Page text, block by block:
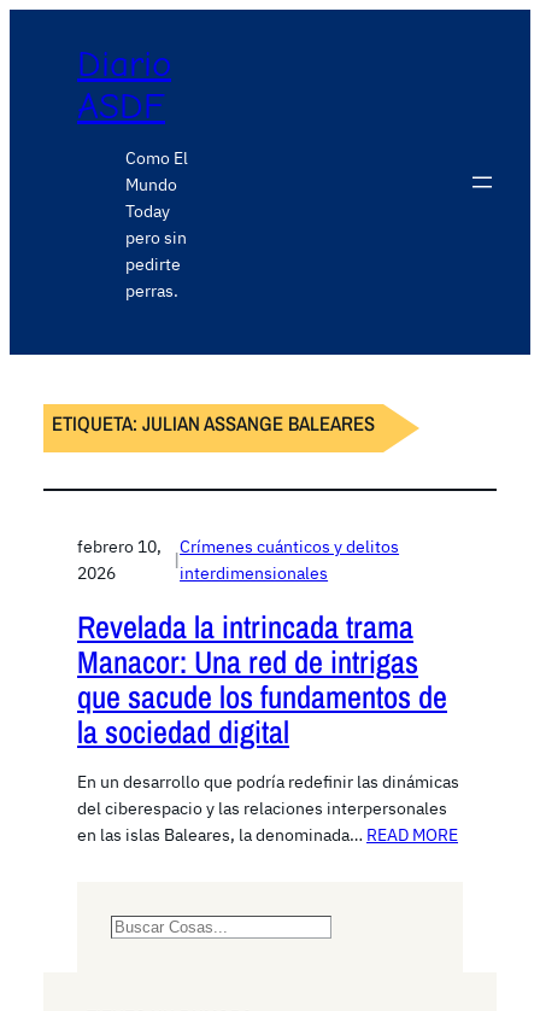
Diario
ASDF
Como El
Mundo
Today
pero sin
pedirte
perras.
ETIQUETA:JULIAN ASSANGE BALEARES
febrero 10,
2026
|
Crímenes cuánticos y delitos
interdimensionales
Revelada la intrincada trama
Manacor: Una red de intrigas
que sacude los fundamentos de
la sociedad digital
En un desarrollo que podría redefinir las dinámicas
del ciberespacio y las relaciones interpersonales
en las islas Baleares, la denominada… READ MORE
S